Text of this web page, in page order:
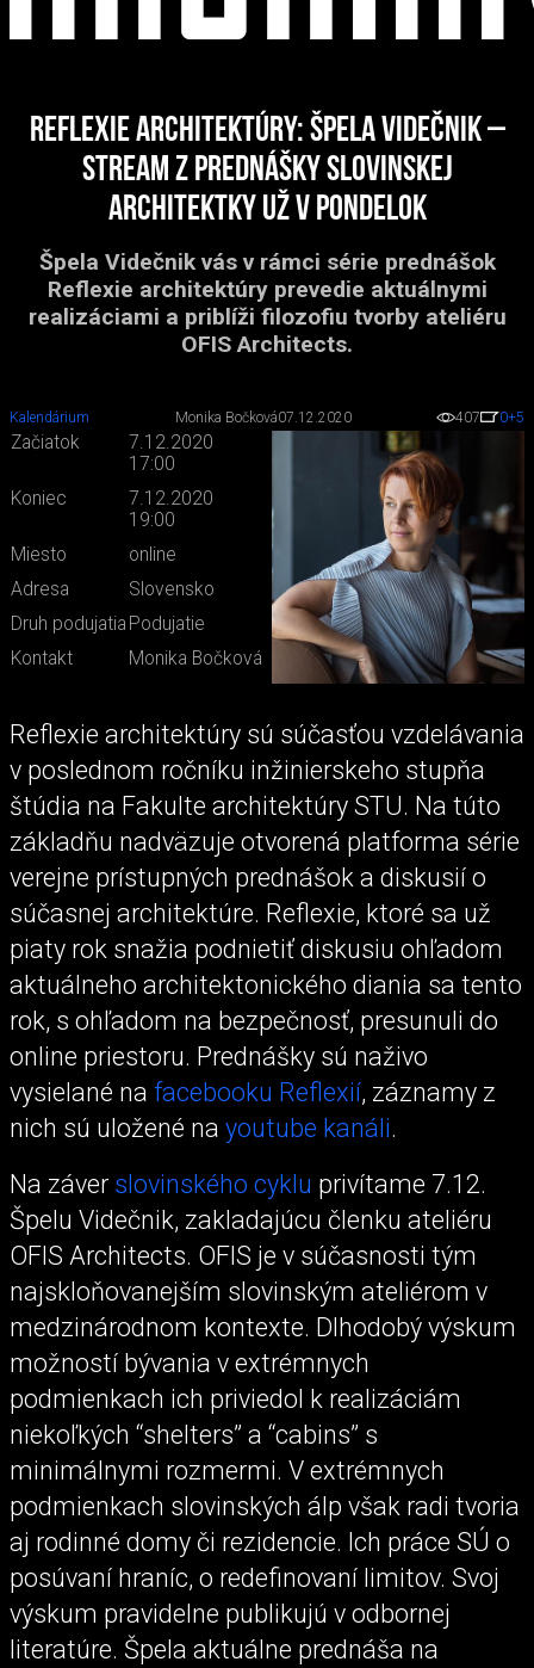
Reflexie architektúry: Špela Videčnik –
stream z prednášky slovinskej
architektky už v pondelok
Špela Videčnik vás v rámci série prednášok
Reflexie architektúry prevedie aktuálnymi
realizáciami a priblíži filozofiu tvorby ateliéru
OFIS Architects.
Kalendárium Monika Bočková07.12.2020 407 0+5
Začiatok
7.12.2020
17:00
Koniec
7.12.2020
19:00
Miesto
online
Adresa
Slovensko
Druh podujatia Podujatie
Kontakt
Monika Bočková
Reflexie architektúry sú súčasťou vzdelávania
v poslednom ročníku inžinierskeho stupňa
štúdia na Fakulte architektúry STU. Na túto
základňu nadväzuje otvorená platforma série
verejne prístupných prednášok a diskusií o
súčasnej architektúre. Reflexie, ktoré sa už
piaty rok snažia podnietiť diskusiu ohľadom
aktuálneho architektonického diania sa tento
rok, s ohľadom na bezpečnosť, presunuli do
online priestoru. Prednášky sú naživo
vysielané na facebooku Reflexií, záznamy z
nich sú uložené na youtube kanáli.
Na záver slovinského cyklu privítame 7.12.
Špelu Videčnik, zakladajúcu členku ateliéru
OFIS Architects. OFIS je v súčasnosti tým
najskloňovanejším slovinským ateliérom v
medzinárodnom kontexte. Dlhodobý výskum
možností bývania v extrémnych
podmienkach ich priviedol k realizáciám
niekoľkých “shelters” a “cabins” s
minimálnymi rozmermi. V extrémnych
podmienkach slovinských álp však radi tvoria
aj rodinné domy či rezidencie. Ich práce SÚ o
posúvaní hraníc, o redefinovaní limitov. Svoj
výskum pravidelne publikujú v odbornej
literatúre. Špela aktuálne prednáša na